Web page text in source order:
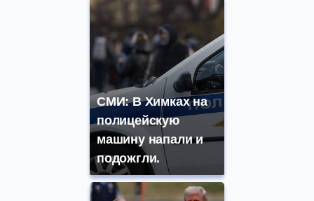
СМИ: В Химках на
полицейскую
машину напали и
подожгли.